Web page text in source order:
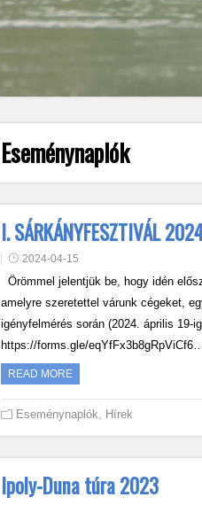
Eseménynaplók
I. SÁRKÁNYFESZTIVÁL
2024-04-15
Örömmel jelentjük be, hogy idén
amelyre szeretettel várunk cégeket,
igényfelmérés során (2024. április 19-
https://forms.gle/
READ MORE
Eseménynaplók, Hírek
Ipoly-Duna túra 2023